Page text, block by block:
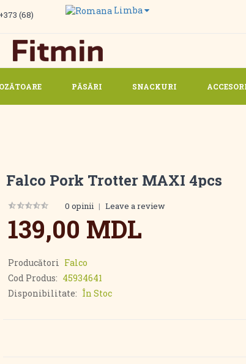
+373 (68)
Limba
PĂSĂRI SNACKURI
Falco Pork Trotter MAXI 4pcs
0 opinii | Leave a review
139,00 MDL
Producători Falco
Cod Produs: 45934641
Disponibilitate: În Stoc